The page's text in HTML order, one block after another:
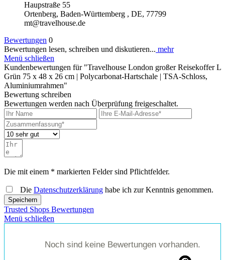
Haupstraße 55
Ortenberg, Baden-Württemberg , DE, 77799
mt@travelhouse.de
Bewertungen 0
Bewertungen lesen, schreiben und diskutieren... mehr
Menü schließen
Kundenbewertungen für "Travelhouse London großer Reisekoffer L
Grün 75 x 48 x 26 cm | Polycarbonat-Hartschale | TSA-Schloss,
Aluminiumrahmen"
Bewertung schreiben
Bewertungen werden nach Überprüfung freigeschaltet.
Die mit einem * markierten Felder sind Pflichtfelder.
Die Datenschutzerklärung habe ich zur Kenntnis genommen.
Speichern
Trusted Shops Bewertungen
Menü schließen
Noch sind keine Bewertungen vorhanden.